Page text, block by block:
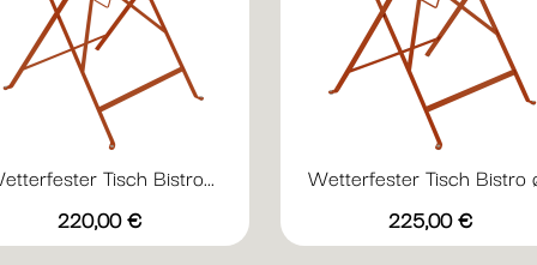
Tisch Bistro...
Preis
220,00 €
Vorschau
AbyssblauAcapulcoblau
Anthrazit
Chili Gewittergrau
Wetterfester Tisch Bistro
Preis
225,00 €
Vorschau
AbyssblauAcapulcoblau
Anthrazit
Chili